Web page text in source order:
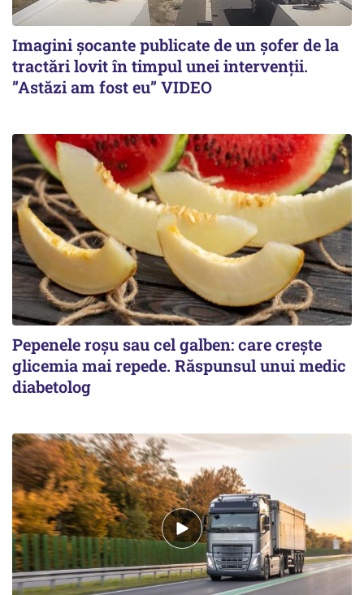
Imagini șocante publicate de un șofer de la
tractări lovit în timpul unei intervenții.
”Astăzi am fost eu” VIDEO
Pepenele roșu sau cel galben: care crește
glicemia mai repede. Răspunsul unui medic
diabetolog